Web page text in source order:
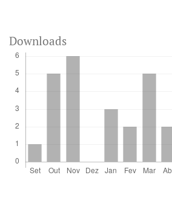
Downloads